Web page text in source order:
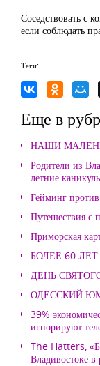
Соседствовать с
если соблюдать
Теги:
Еще в
НАШИ
Родители из
летние
Гейминг
Путешествия с
Приморская
БОЛЕЕ 60
ДЕНЬ
ОДЕССКИЙ
39%
игнорируют
The Hatters,
Владивостоке